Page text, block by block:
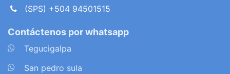
(SPS) +504 94501515
Contáctenos por whatsapp
Tegucigalpa
San pedro sula